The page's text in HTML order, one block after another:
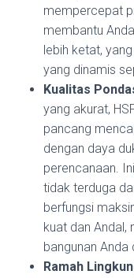
mempercepat
membantu
lebih ketat,
yang dinamis
Kualitas
yang akurat,
pancang
dengan daya
perencanaan.
tidak terduga
berfungsi
kuat dan Andal,
bangunan Anda
Ramah